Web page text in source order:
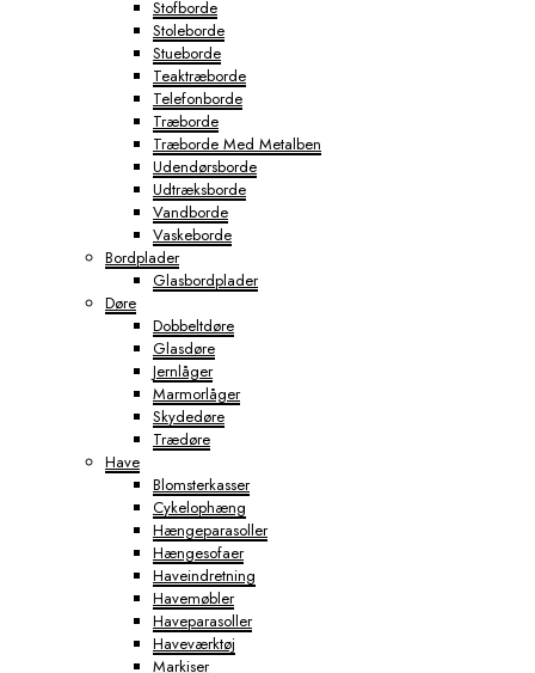
Stofborde
Stoleborde
Stueborde
Teaktræborde
Telefonborde
Træborde
Træborde Med Metalben
Udendørsborde
Udtræksborde
Vandborde
Vaskeborde
Bordplader
Glasbordplader
Døre
Dobbeltdøre
Glasdøre
Jernlåger
Marmorlåger
Skydedøre
Trædøre
Have
Blomsterkasser
Cykelophæng
Hængeparasoller
Hængesofaer
Haveindretning
Havemøbler
Haveparasoller
Haveværktøj
Markiser